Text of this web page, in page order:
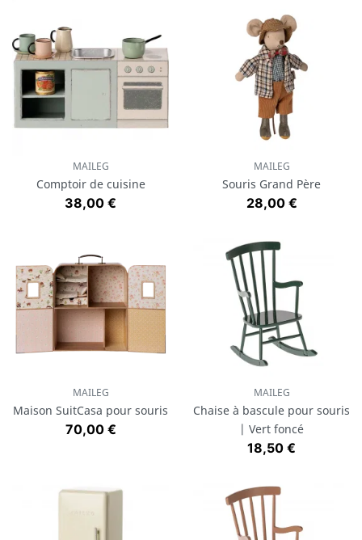
MAILEG
Comptoir de cuisine
Prix
38,00 €
MAILEG
Souris Grand Père
Prix
28,00 €
MAILEG
Maison SuitCasa pour souris
Prix
70,00 €
MAILEG
Chaise à bascule pour souris
| Vert foncé
Prix
18,50 €